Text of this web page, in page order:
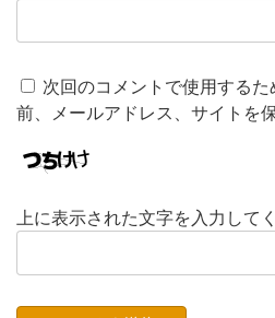
次回のコメントで使用する
前、メールアドレス、サイトを保
上に表示された文字を入力してく